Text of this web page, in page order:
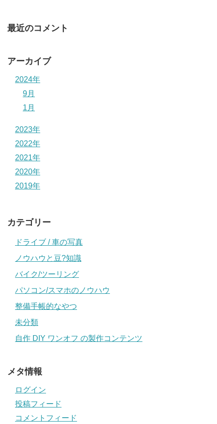
最近のコメント
アーカイブ
2024年
9月
1月
2023年
2022年
2021年
2020年
2019年
カテゴリー
ドライブ / 車の写真
ノウハウと豆?知識
バイク/ツーリング
パソコン/スマホのノウハウ
整備手帳的なやつ
未分類
自作 DIY ワンオフ の製作コンテンツ
メタ情報
ログイン
投稿フィード
コメントフィード